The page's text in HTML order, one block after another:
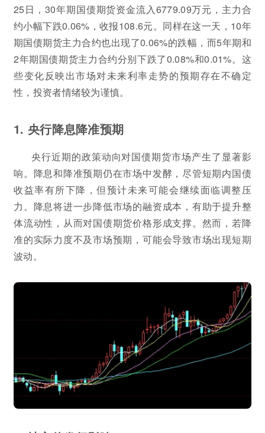
25日，30年期国债期货资金流入6779.09万元，主力合
约小幅下跌0.06%，收报108.6元。同样在这一天，10年
期国债期货主力合约也出现了0.06%的跌幅，而5年期和
2年期国债期货主力合约分别下跌了0.08%和0.01%。这
些变化反映出市场对未来利率走势的预期存在不确定
性，投资者情绪较为谨慎。
1. 央行降息降准预期
央行近期的政策动向对国债期货市场产生了显著影
响。降息和降准预期仍在市场中发酵，尽管短期内国债
收益率有所下降，但预计未来可能会继续面临调整压
力。降息将进一步降低市场的融资成本，有助于提升整
体流动性，从而对国债期货价格形成支撑。然而，若降
准的实际力度不及市场预期，可能会导致市场出现短期
波动。